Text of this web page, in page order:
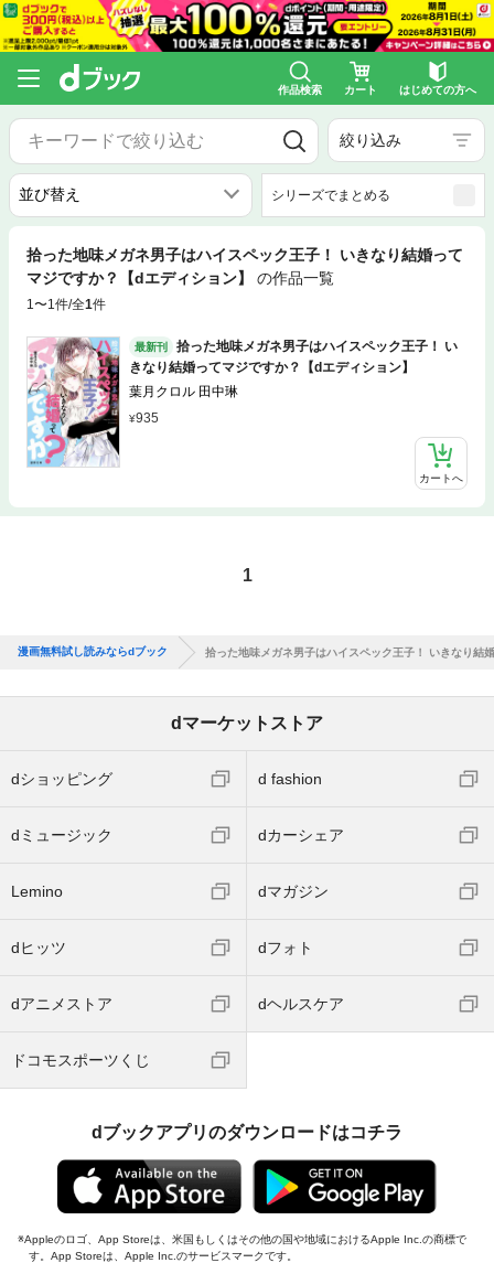
作品検索 カート はじめての方へ
絞り込み
シリーズでまとめる
拾った地味メガネ男子はハイスペック王子！ いきなり結婚って
マジですか？【dエディション】
の作品一覧
1〜1件/全1件
最新刊
拾った地味メガネ男子はハイスペック王子！ い
きなり結婚ってマジですか？【dエディション】
葉月クロル 田中琳
935
カートへ
1
漫画無料試し読みならdブック 拾った地味メガネ男子はハイスペック王子！ いきなり結
dマーケットストア
dショッピング d fashion
dミュージック dカーシェア
Lemino dマガジン
dヒッツ dフォト
dアニメストア dヘルスケア
ドコモスポーツくじ
dブックアプリのダウンロードはコチラ
Appleのロゴ、App Storeは、米国もしくはその他の国や地域におけるApple Inc.の商標で
す。App Storeは、Apple Inc.のサービスマークです。